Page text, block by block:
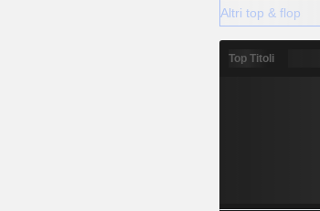
Altri top & flop
Top Titoli